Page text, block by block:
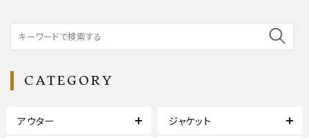
CATEGORY
アウター ジャケット